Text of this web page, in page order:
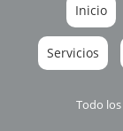
Inicio
Servicios
Todo los